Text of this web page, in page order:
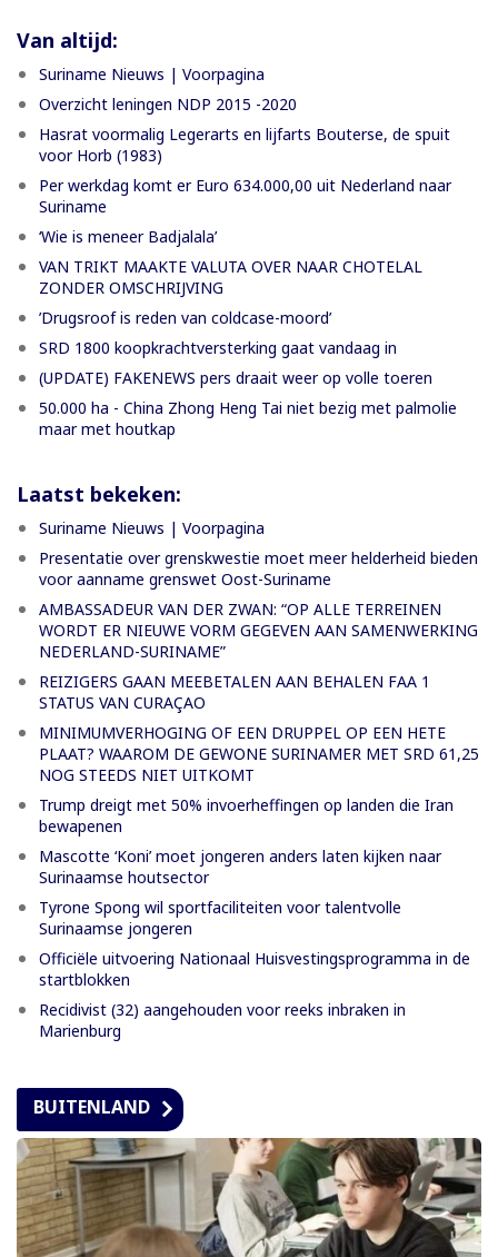
Van altijd:
Suriname Nieuws | Voorpagina
Overzicht leningen NDP 2015 -2020
Hasrat voormalig Legerarts en lijfarts Bouterse, de spuit
voor Horb (1983)
Per werkdag komt er Euro 634.000,00 uit Nederland naar
Suriname
‘Wie is meneer Badjalala’
VAN TRIKT MAAKTE VALUTA OVER NAAR CHOTELAL
ZONDER OMSCHRIJVING
’Drugsroof is reden van coldcase-moord’
SRD 1800 koopkrachtversterking gaat vandaag in
(UPDATE) FAKENEWS pers draait weer op volle toeren
50.000 ha - China Zhong Heng Tai niet bezig met palmolie
maar met houtkap
Laatst bekeken:
Suriname Nieuws | Voorpagina
Presentatie over grenskwestie moet meer helderheid bieden
voor aanname grenswet Oost-Suriname
AMBASSADEUR VAN DER ZWAN: “OP ALLE TERREINEN
WORDT ER NIEUWE VORM GEGEVEN AAN SAMENWERKING
NEDERLAND-SURINAME”
REIZIGERS GAAN MEEBETALEN AAN BEHALEN FAA 1
STATUS VAN CURAÇAO
MINIMUMVERHOGING OF EEN DRUPPEL OP EEN HETE
PLAAT? WAAROM DE GEWONE SURINAMER MET SRD 61,25
NOG STEEDS NIET UITKOMT
Trump dreigt met 50% invoerheffingen op landen die Iran
bewapenen
Mascotte ‘Koni’ moet jongeren anders laten kijken naar
Surinaamse houtsector
Tyrone Spong wil sportfaciliteiten voor talentvolle
Surinaamse jongeren
Officiële uitvoering Nationaal Huisvestingsprogramma in de
startblokken
Recidivist (32) aangehouden voor reeks inbraken in
Marienburg
BUITENLAND